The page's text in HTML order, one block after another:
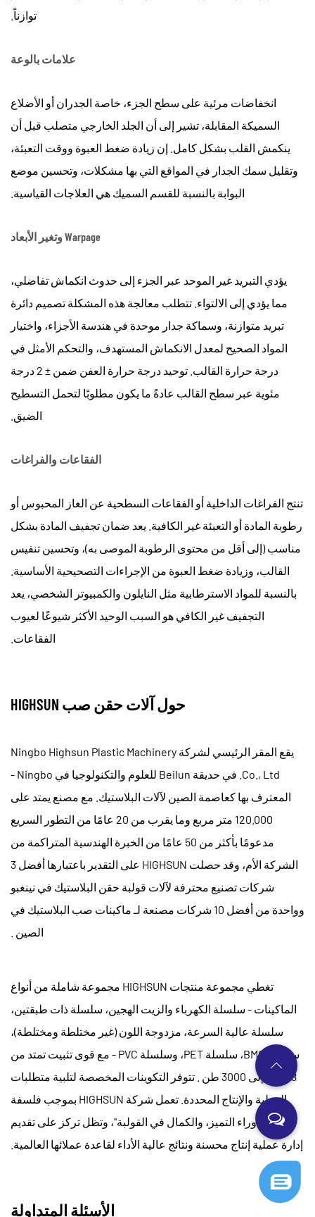
توازناً.
علامات بالوعة
انخفاضات مرئية على سطح الجزء، خاصة الجدران أو الأضلاع
السميكة المقابلة، تشير إلى أن الجلد الخارجي متصلب قبل أن
ينكمش القلب بشكل كامل. إن زيادة ضغط العبوة ووقت التعبئة،
وتقليل سمك الجدار في المواقع التي بها مشكلات، وتحسين موضع
البوابة بالنسبة للقسم السميك هي العلاجات القياسية.
Warpage وتغير الأبعاد
يؤدي التبريد غير الموحد عبر الجزء إلى حدوث انكماش تفاضلي،
مما يؤدي إلى الالتواء. تتطلب معالجة هذه المشكلة تصميم دائرة
تبريد متوازنة، وسماكة جدار موحدة في هندسة الأجزاء، واختيار
المواد الصحيح لمعدل الانكماش المستهدف، والتحكم الأمثل في
درجة حرارة القالب.
توحيد درجة حرارة العفن ضمن ± 2 درجة
مئوية عبر سطح القالب عادةً ما يكون مطلوبًا لتحمل التسطيح
الضيق.
الفقاعات والفراغات
تنتج الفراغات الداخلية أو الفقاعات السطحية عن الغاز المحبوس أو
رطوبة المادة أو التعبئة غير الكافية. يعد ضمان تجفيف المادة بشكل
مناسب (إلى أقل من محتوى الرطوبة الموصى به)، وتحسين تنفيس
القالب، وزيادة ضغط العبوة من الإجراءات التصحيحية الأساسية.
بالنسبة للمواد الاسترطابية مثل النايلون والكمبيوتر الشخصي، يعد
التجفيف غير الكافي هو السبب الوحيد الأكثر شيوعًا لعيوب
الفقاعات.
حول آلات حقن صب HIGHSUN
يقع المقر الرئيسي لشركة Ningbo Highsun Plastic Machinery
Co., Ltd. في حديقة Beilun للعلوم والتكنولوجيا في Ningbo -
المعترف بها كعاصمة الصين لآلات البلاستيك. مع مصنع يمتد على
120.000 متر مربع
وما يقرب من 20 عامًا من التطور السريع
مدعومًا بأكثر من 50 عامًا من الخبرة الهندسية المتراكمة من
الشركة الأم، وقد حصلت HIGHSUN على التقدير باعتبارها
أفضل 3
شركات تصنيع محترفة لآلات قولبة حقن البلاستيك في نينغبو
وواحدة من أفضل 10 شركات مصنعة لـ
ماكينات صب البلاستيك في
الصين
تغطي مجموعة منتجات HIGHSUN مجموعة شاملة من أنواع
الماكينات - سلسلة الكهرباء والزيت الهجين، سلسلة ذات طبقتين،
سلسلة عالية السرعة، مزدوجة اللون (غير مختلطة ومختلطة)،
سلسلة BMC، سلسلة PET، وسلسلة PVC - مع قوى تثبيت تمتد من
98 طن إلى 3000 طن
. تتوفر التكوينات المخصصة لتلبية متطلبات
العملية والإنتاج المحددة. تعمل شركة HIGHSUN بموجب فلسفة
"السعي وراء التميز، والكمال في القولبة"، وتظل تركز على تقديم
إدارة عملية إنتاج محسنة ونتائج عالية الأداء لقاعدة عملائها العالمية.
الأسئلة المتداولة